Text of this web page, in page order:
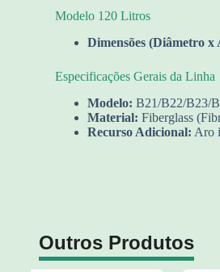
Modelo 120 Litros
Dimensões (Diâmetro
Especificações Gerais da Linha
Modelo: B21/B22/B23/
Material: Fiberglass
Recurso Adicional: Aro
Outros Produtos